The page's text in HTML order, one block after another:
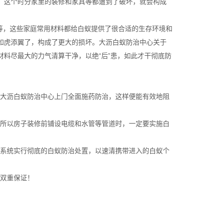
这些家庭常用材料都给白蚁提供了很合适的生存环境和
添翼了，构成了更大的损坏。大沥白蚁防治中心关于
尽最大的力气清算干净，以绝“后”患，如此才干彻底防
白蚁防治中心上门全面施药防治，这样便能有效地阻
以房子装修前铺设电缆和水管等管道时，一定要实施白
实行彻底的白蚁防治处置，以速清携带进入的白蚁个
重保证！